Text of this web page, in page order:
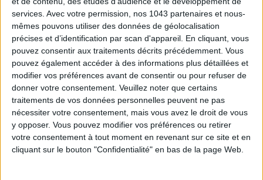
services. Avec votre permission, nos 1043 partenaires et nous-
mêmes pouvons utiliser des données de géolocalisation
précises et d’identification par scan d'appareil. En cliquant, vous
pouvez consentir aux traitements décrits précédemment. Vous
pouvez également accéder à des informations plus détaillées et
modifier vos préférences avant de consentir ou pour refuser de
donner votre consentement. Veuillez noter que certains
traitements de vos données personnelles peuvent ne pas
nécessiter votre consentement, mais vous avez le droit de vous
y opposer. Vous pouvez modifier vos préférences ou retirer
votre consentement à tout moment en revenant sur ce site et en
cliquant sur le bouton "Confidentialité" en bas de la page Web.
LES SPF 50 QUI DONNENT ENVIE DE SE TARTINER